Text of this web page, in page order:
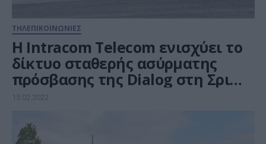
ΤΗΛΕΠΙΚΟΙΝΩΝΙΕΣ
H Intracom Telecom ενισχύει το
δίκτυο σταθερής ασύρματης
πρόσβασης της Dialog στη Σρι
Λάνκα
15.02.2022